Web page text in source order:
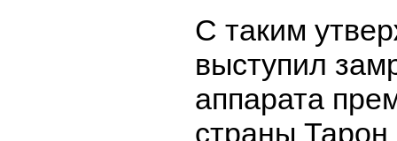
С таким
выступил
аппарата
страны